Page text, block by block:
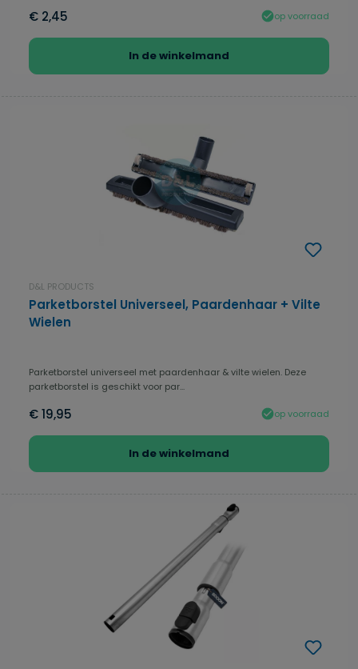
€ 2,45 op voorraad
In de winkelmand
D&L PRODUCTS
Parketborstel Universeel, Paardenhaar + Vilte
Wielen
Parketborstel universeel met paardenhaar & vilte wielen. Deze
parketborstel is geschikt voor par...
€ 19,95 op voorraad
In de winkelmand